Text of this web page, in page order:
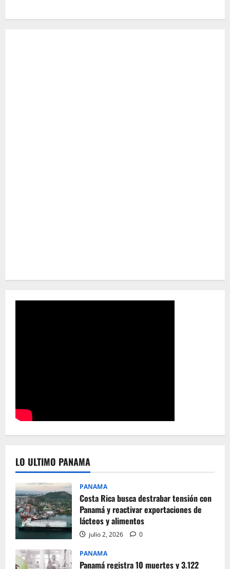
LO ULTIMO PANAMA
PANAMA
Costa Rica busca destrabar tensión con
Panamá y reactivar exportaciones de
lácteos y alimentos
julio 2, 2026 0
PANAMA
Panamá registra 10 muertes y 3.122